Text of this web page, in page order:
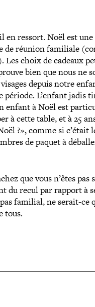
en ressort. Noël est
de réunion familiale
Les choix de cadeaux
bien que nous ne
depuis notre
période. L’enfant jadis
enfant à Noël est
à cette table, et à 25
?», comme si
de paquet à
que vous n’êtes pas
du recul par rapport à
familial, ne serait-​ce
tous.